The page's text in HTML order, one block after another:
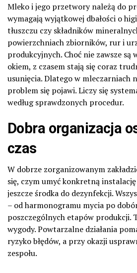
Mleko i jego przetwory należą do
wymagają wyjątkowej dbałości o
tłuszczu czy składników
powierzchniach zbiorników, rur i
produkcyjnych. Choć nie zawsze są
okiem, z czasem stają się coraz
usunięcia. Dlatego w mleczarniach
problem się pojawi. Liczy się
według sprawdzonych procedur.
Dobra organizacja
czas
W dobrze zorganizowanym
się, czym umyć konkretną
jeszcze środka do dezynfekcji.
– od harmonogramu mycia po
poszczególnych etapów produkcji.
wygody. Powtarzalne działania
ryzyko błędów, a przy okazji
zespołu.